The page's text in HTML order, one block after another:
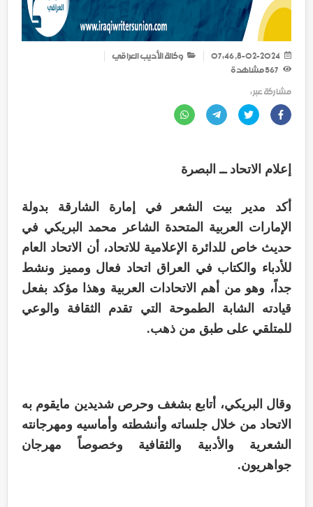
وكالة الأديب العراقي
مشاهدة
مشاركة عبر :
إعلام الاتحادــالبصرة
أكد مدير بيت الشعر في إمارة الشارقة بدولة
الإمارات العربية المتحدة الشاعر محمد البريكي في
حديث خاص للدائرة الإعلامية للاتحاد، أن الاتحاد العام
للأدباء والكتاب في العراق اتحاد فعال ومميز ونشط
جداً، وهو من أهم الاتحادات العربية وهذا مؤكد بفعل
قيادته الشابة الطموحة التي تقدم الثقافة والوعي
للمتلقي على طبق من ذهب.
وقال البريكي، أتابع بشغف وحرص شديدين مايقوم به
الاتحاد من خلال جلساته وأنشطته وأماسيه ومهرجانته
الشعرية والأدبية والثقافية وخصوصاً مهرجان
جواهريون.